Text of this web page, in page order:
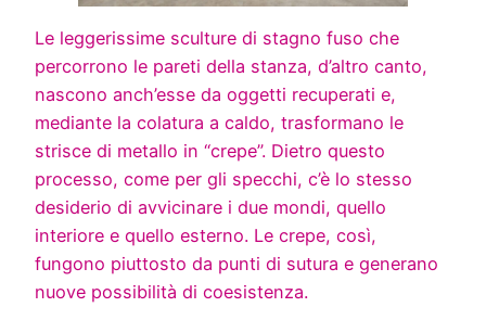
Le leggerissime sculture di stagno fuso che
percorrono le pareti della stanza, d’altro canto,
nascono anch’esse da oggetti recuperati e,
mediante la colatura a caldo, trasformano le
strisce di metallo in “crepe”. Dietro questo
processo, come per gli specchi, c’è lo stesso
desiderio di avvicinare i due mondi, quello
interiore e quello esterno. Le crepe, così,
fungono piuttosto da punti di sutura e generano
nuove possibilità di coesistenza.